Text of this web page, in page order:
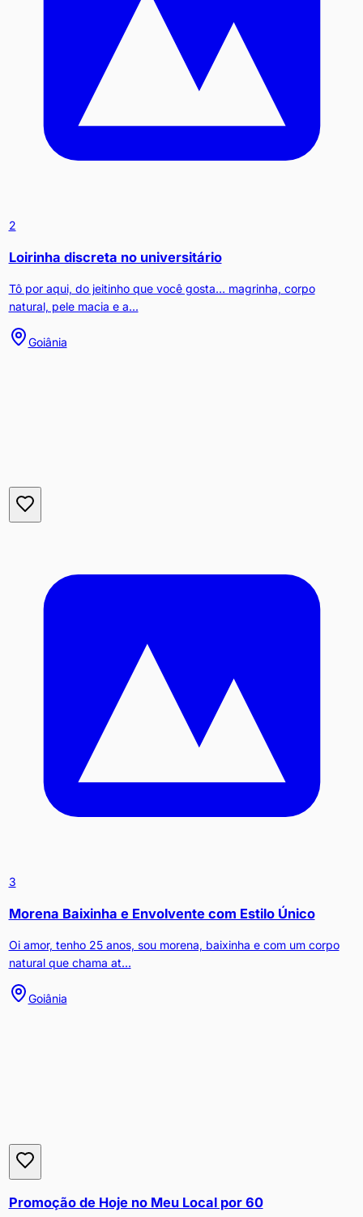
2
Loirinha discreta no universitário
Tô por aqui, do jeitinho que você gosta… magrinha, corpo
natural, pele macia e a...
Goiânia
3
Morena Baixinha e Envolvente com Estilo Único
Oi amor, tenho 25 anos, sou morena, baixinha e com um corpo
natural que chama at...
Goiânia
Promoção de Hoje no Meu Local por 60